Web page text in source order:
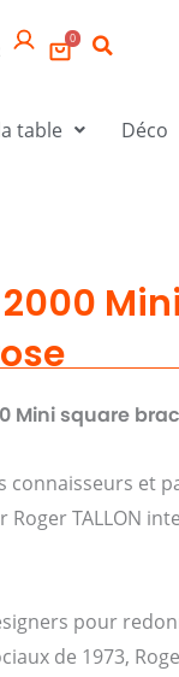
0
table Déco
Mini square
et
Roger TALLON
pour
de 1973,